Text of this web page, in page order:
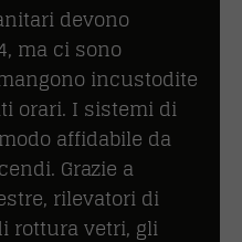
devono
ma ci sono
incustodite
orari. I sistemi di
affidabile da
Grazie a
rilevatori di
rottura vetri, gli